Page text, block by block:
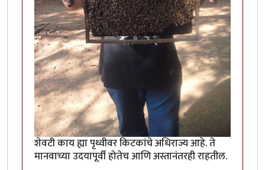
शेवटी काय ह्या पृथ्वीवर किटकांचे अधिराज्य आहे. ते
मानवाच्या उदयापूर्वी होतेच आणि अस्तानंतरही राहतील.